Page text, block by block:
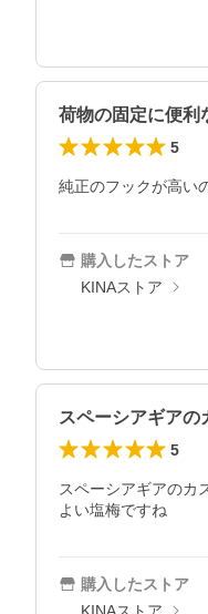
荷物の固定に便利
5
純正のフックが高い
購入したストア
KINAストア
スペーシアギア
5
スペーシアギアのカ
よい塩梅ですね
購入したストア